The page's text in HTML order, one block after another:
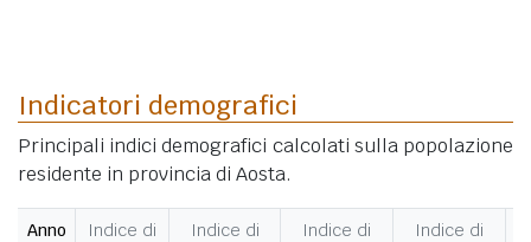
Indicatori demografici
Principali indici demografici calcolati sulla popolazione
residente in provincia di Aosta.
Anno
Indice di
Indice di
Indice di
Indice di